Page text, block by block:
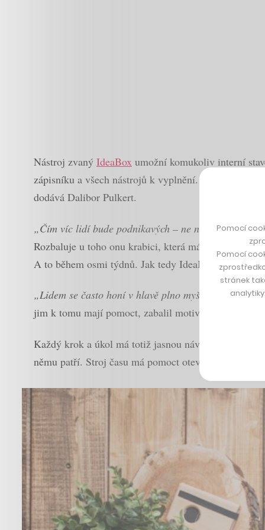
Nástroj zvaný IdeaBox umožní komukoliv interní
zápisníku a všech nástrojů k vyplnění. „Není
dodává Dalibor Pulkert.
„Čím víc lidí bude podnikavých – ne nutně jako
Rozbaluje u toho onu krabici, která má pomoct
A to během osmi týdnů. Jak tedy IdeaBox funguje?
„Lidem se často honí v hlavě plno myšlenek, které
jim k tomu mají pomoct, zabalil motivačně. A ještě
Každý krok a úkol má totiž jasnou návaznost a účel.
němu patří. Stroj času má pomoct otevřít kreativní
Pomocí
Pomocí
stránek